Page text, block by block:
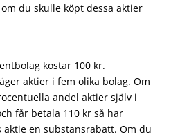
du skulle köpt dessa aktier
kostar 100 kr.
aktier i fem olika bolag. Om
andel aktier själv i
får betala 110 kr så har
aktie en substansrabatt. Om du